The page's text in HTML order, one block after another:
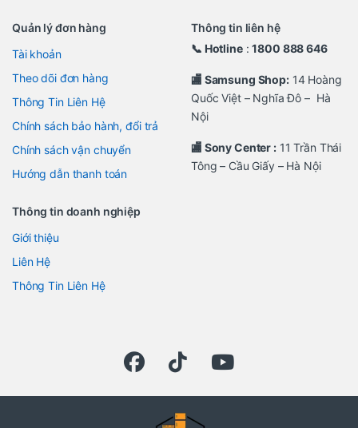
Quản lý đơn hàng
Tài khoản
Theo dõi đơn hàng
Thông Tin Liên Hệ
Chính sách bảo hành, đổi trả
Chính sách vận chuyển
Hướng dẫn thanh toán
Thông tin liên hệ
📞 Hotline:1800 888 646
🏬 Samsung Shop:14 Hoàng
Quốc Việt – Nghĩa Đô – Hà
Nội
🏬 Sony Center :11 Trần Thái
Tông – Cầu Giấy – Hà Nội
Thông tin doanh nghiệp
Giới thiệu
Liên Hệ
Thông Tin Liên Hệ